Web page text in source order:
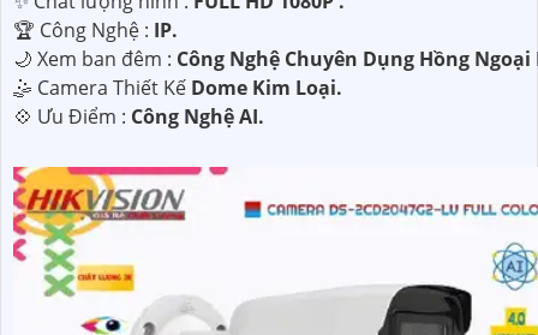
🏆 Công Nghệ : IP.
🌙 Xem ban đêm : Công Nghệ Chuyên Dụng Hồng Ngoại
🤹 Camera Thiết Kế Dome Kim Loại.
️💠 Ưu Điểm : Công Nghệ AI.